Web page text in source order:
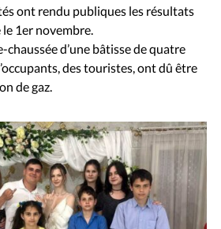
ont rendu publiques les résultats
1er novembre.
chaussée d’une bâtisse de quatre
des touristes, ont dû être
de gaz.